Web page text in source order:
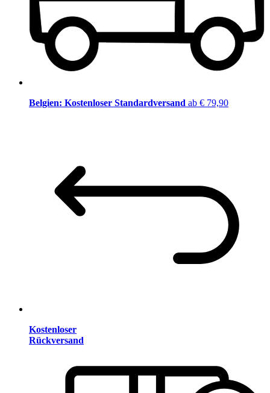
Belgien: Kostenloser Standardversand ab € 79,90
Kostenloser
Rückversand